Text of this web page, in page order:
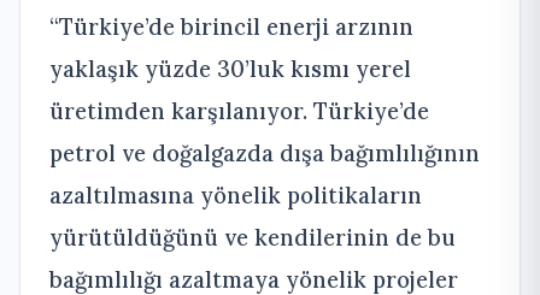
“Türkiye’de birincil enerji arzının
yaklaşık yüzde 30’luk kısmı yerel
üretimden karşılanıyor. Türkiye’de
petrol ve doğalgazda dışa bağımlılığının
azaltılmasına yönelik politikaların
yürütüldüğünü ve kendilerinin de bu
bağımlılığı azaltmaya yönelik projeler